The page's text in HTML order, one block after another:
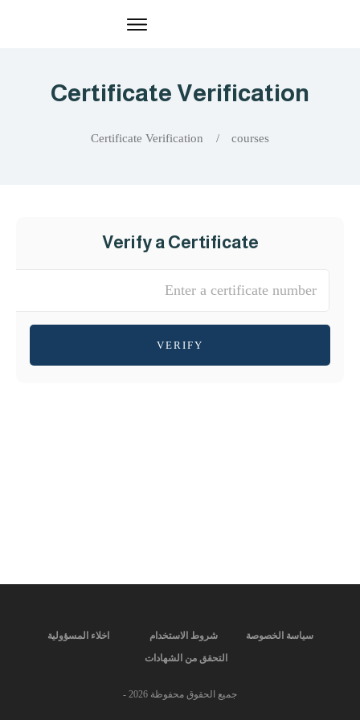
Certificate Verification
courses
/
Certificate Verification
Verify a Certificate
VERIFY
سياسة الخصوصة شروط الاستخدام
اخلاء المسؤولية
التحقق من الشهادات
جميع الحقوق محفوظة 2026
-